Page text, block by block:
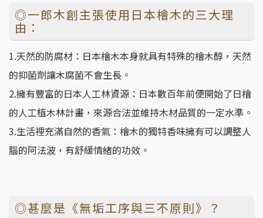
◎一郎木創主張使用日本檜木的三大理
由：
1.天然的防腐材：日本檜木本身就具有特殊的檜木醇，天然
的抑菌劑讓木腐菌不會生長。
2.擁有豐富的日本人工林資源：日本數百年前便開始了日檜
的人工植木林計畫，來源合法並維持木材品質的一定水準。
3.生活裡充滿自然的香氣：檜木的獨特香味擁有可以調整人
腦的阿法波，有舒緩情緒的功效。
◎甚麼是《無垢工序與三不原則》？